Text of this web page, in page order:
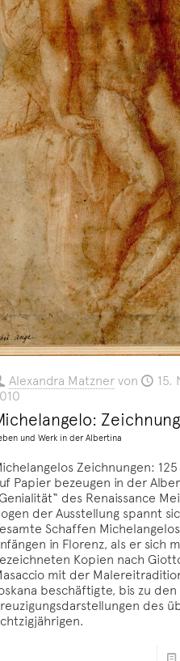
Alexandra Matznervon
15.
und Werk in der Albertina
Zeichnungen:
Papier bezeugen in der
des Renaissance
der Ausstellung spannt
Schaffen
in Florenz, als er sich
Kopien nach
mit der
beschäftigte, bis zu
des